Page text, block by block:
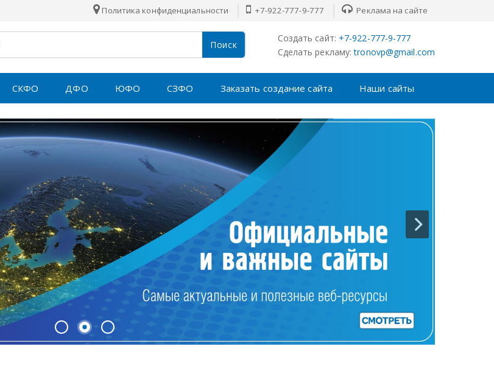
Политика конфиденциальности +7-922-777-9-777 Реклама на сайте
Поиск
Создать сайт: +7-922-777-9-777
Сделать рекламу: tronovp@gmail.com
СКФО ДФО ЮФО СЗФО Заказать создание сайта Наши сайты